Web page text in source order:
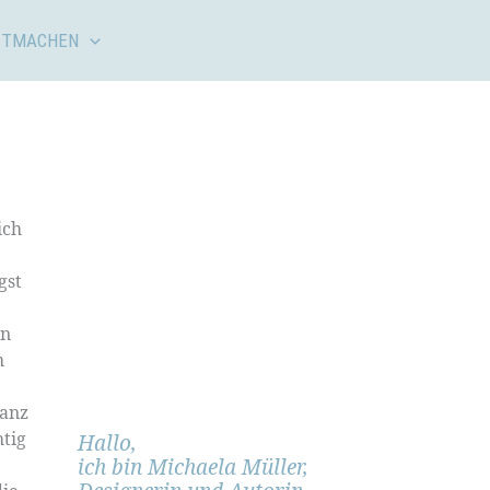
Hallo,
ich bin Michaela Müller,